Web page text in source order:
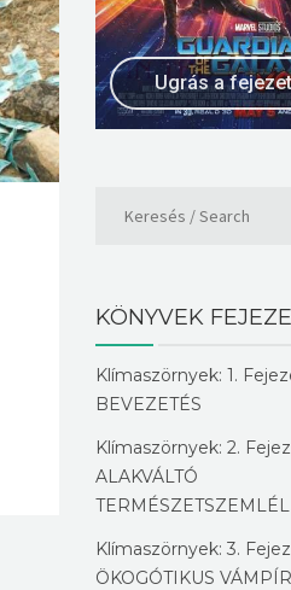
Ugrás a
KÖNYVEK
Klímaszörnyek: 1.
BEVEZETÉS
Klímaszörnyek: 2.
ALAKVÁLTÓ
Klímaszörnyek: 3.
ÖKOGÓTIKUS VÁMPÍR